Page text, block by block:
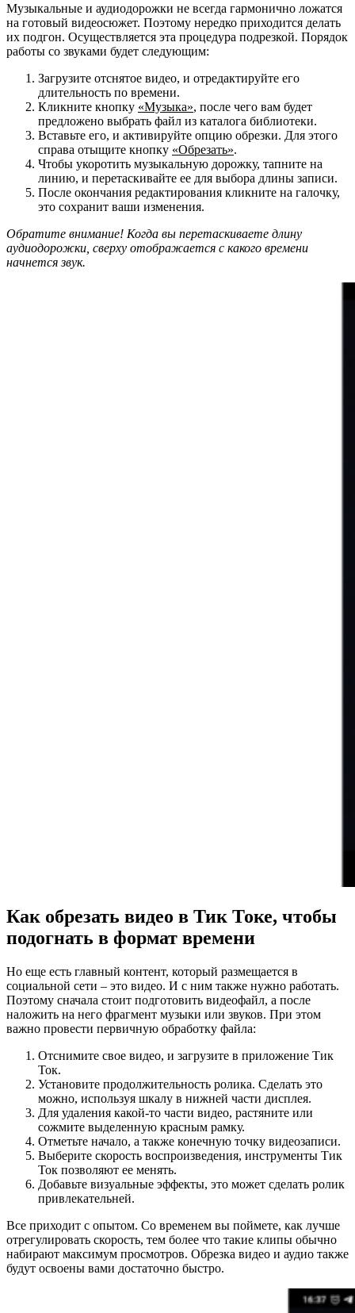
Музыкальные и аудиодорожки не всегда гармонично ложатся
на готовый видеосюжет. Поэтому нередко приходится делать
их подгон. Осуществляется эта процедура подрезкой. Порядок
работы со звуками будет следующим:
Загрузите отснятое видео, и отредактируйте его
длительность по времени.
Кликните кнопку «Музыка», после чего вам будет
предложено выбрать файл из каталога библиотеки.
Вставьте его, и активируйте опцию обрезки. Для этого
справа отыщите кнопку «Обрезать».
Чтобы укоротить музыкальную дорожку, тапните на
линию, и перетаскивайте ее для выбора длины записи.
После окончания редактирования кликните на галочку,
это сохранит ваши изменения.
Обратите внимание! Когда вы перетаскиваете длину
аудиодорожки, сверху отображается с какого времени
начнется звук.
Как обрезать видео в Тик Токе, чтобы
подогнать в формат времени
Но еще есть главный контент, который размещается в
социальной сети – это видео. И с ним также нужно работать.
Поэтому сначала стоит подготовить видеофайл, а после
наложить на него фрагмент музыки или звуков. При этом
важно провести первичную обработку файла:
Отснимите свое видео, и загрузите в приложение Тик
Ток.
Установите продолжительность ролика. Сделать это
можно, используя шкалу в нижней части дисплея.
Для удаления какой-то части видео, растяните или
сожмите выделенную красным рамку.
Отметьте начало, а также конечную точку видеозаписи.
Выберите скорость воспроизведения, инструменты Тик
Ток позволяют ее менять.
Добавьте визуальные эффекты, это может сделать ролик
привлекательней.
Все приходит с опытом. Со временем вы поймете, как лучше
отрегулировать скорость, тем более что такие клипы обычно
набирают максимум просмотров. Обрезка видео и аудио также
будут освоены вами достаточно быстро.